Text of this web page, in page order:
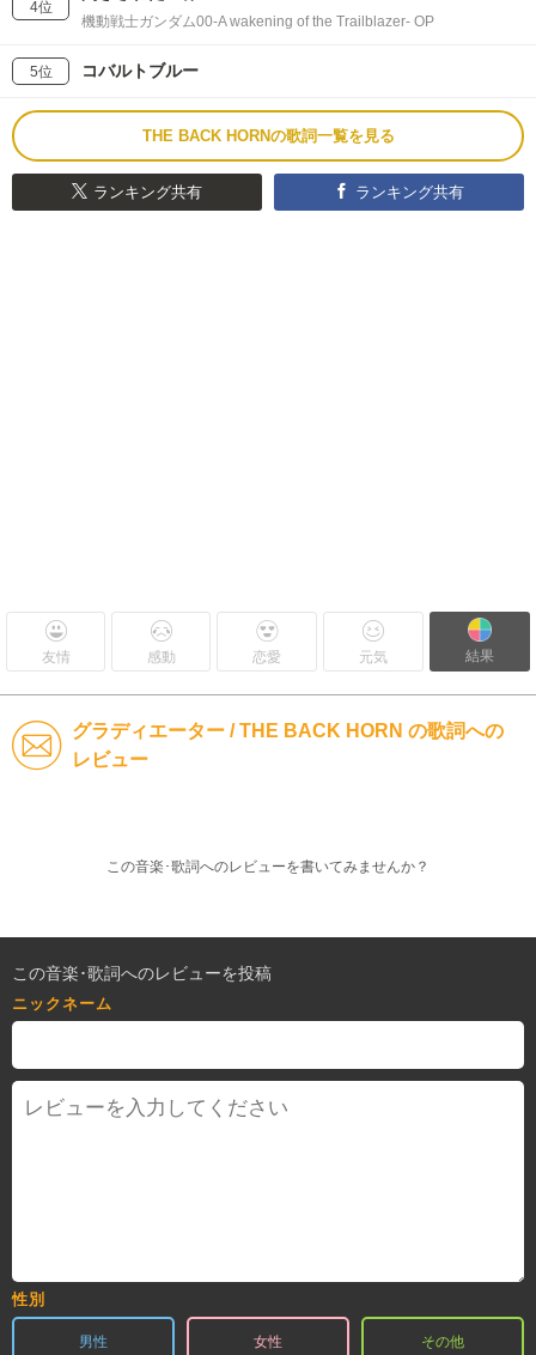
4位
機動戦士ガンダム00-A wakening of the Trailblazer- OP
5位 コバルトブルー
THE BACK HORNの歌詞一覧を見る
ランキング共有 ランキング共有
友情 感動 恋愛 元気 結果
グラディエーター / THE BACK HORN の歌詞への
レビュー
この音楽･歌詞へのレビューを書いてみませんか？
この音楽･歌詞へのレビューを投稿
ニックネーム
性別
男性 女性 その他